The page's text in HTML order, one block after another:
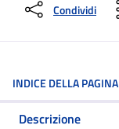
Condividi
INDICE DELLA PAGINA
Descrizione